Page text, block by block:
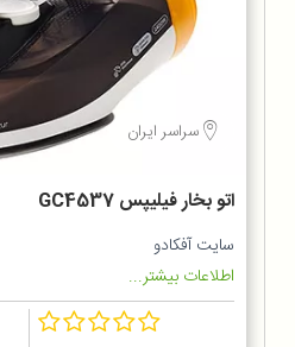
سراسر ایران
اتو بخار فیلیپس GC4537
سایت آفکادو
اطلاعات بیشتر...